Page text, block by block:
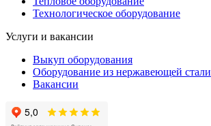
Технологическое оборудование
Услуги и вакансии
Выкуп оборудования
Оборудование из нержавеющей стали
Вакансии